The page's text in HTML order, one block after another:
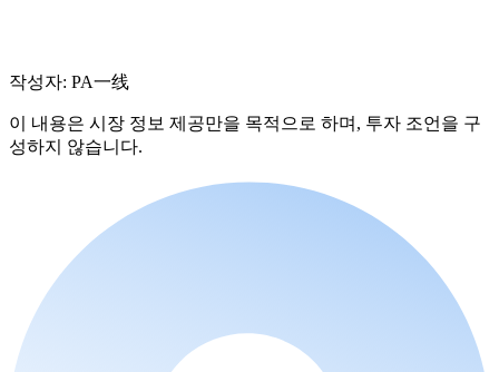
작성자: PA一线
이 내용은 시장 정보 제공만을 목적으로 하며, 투자 조언을 구
성하지 않습니다.